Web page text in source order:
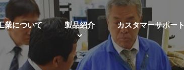
業について 製品紹介 カスタマーサポート